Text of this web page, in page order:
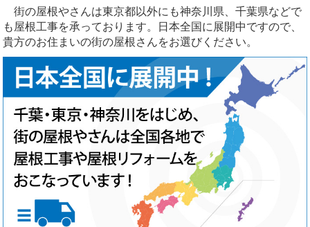
街の屋根やさんは東京都以外にも神奈川県、千葉県などで
も屋根工事を承っております。日本全国に展開中ですので、
貴方のお住まいの街の屋根さんをお選びください。